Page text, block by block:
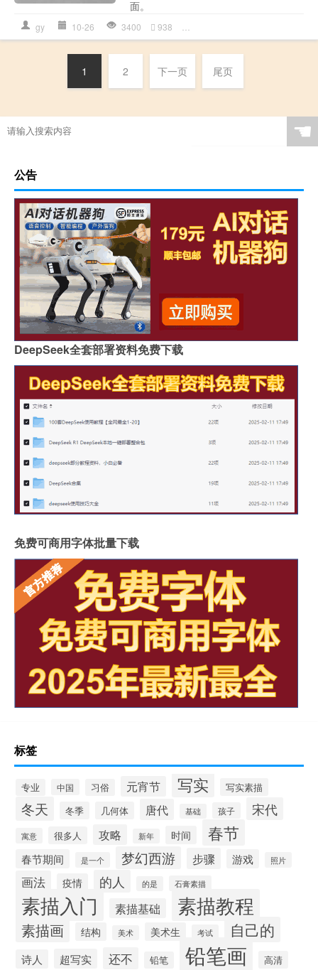
面。
gy 10-26 3400 938
1 2 下一页 尾页
☚
公告
DeepSeek全套部署资料免费下载
免费可商用字体批量下载
标签
专业 中国 习俗 元宵节 写实 写实素描
冬天 冬季 几何体 唐代 基础 孩子 宋代
寓意 很多人 攻略 新年 时间 春节
春节期间 是一个 梦幻西游 步骤 游戏 照片
画法 疫情 的人 的是 石膏素描
素描入门 素描基础 素描教程
素描画 结构 美术 美术生 考试 自己的
诗人 超写实 还不 铅笔 铅笔画 高清